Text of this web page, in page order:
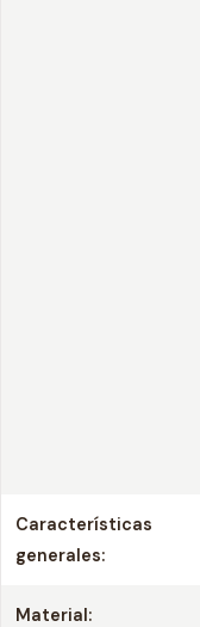
Características
generales:
Material: